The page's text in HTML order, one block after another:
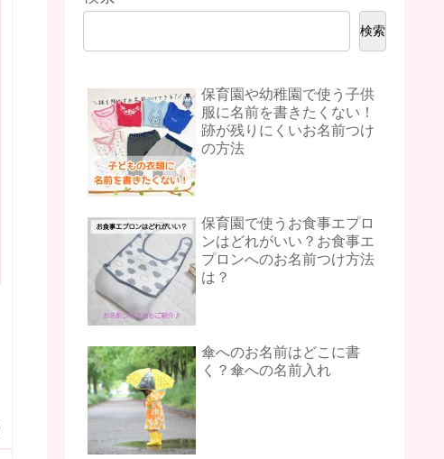
検索
保育園や幼稚園で使う子供
服に名前を書きたくない！
跡が残りにくいお名前つけ
の方法
保育園で使うお食事エプロ
ンはどれがいい？お食事エ
プロンへのお名前つけ方法
は？
傘へのお名前はどこに書
く？傘への名前入れ